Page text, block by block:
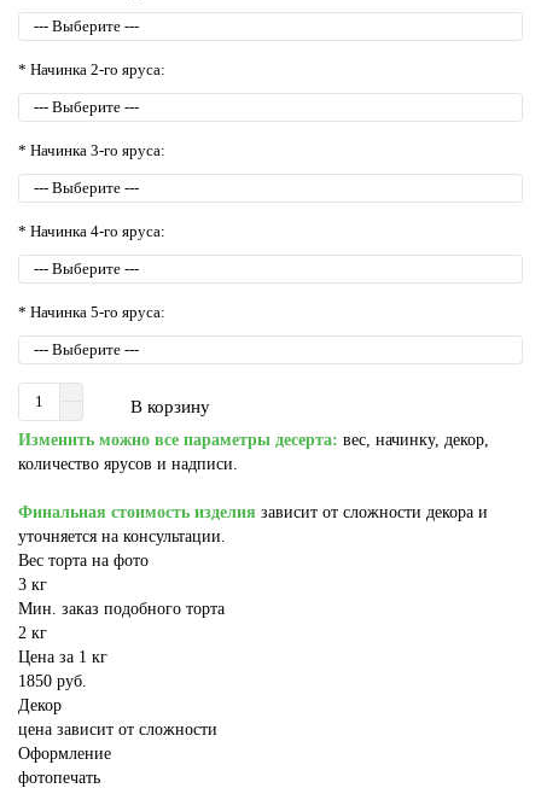
* Начинка 2-го яруса:
* Начинка 3-го яруса:
* Начинка 4-го яруса:
* Начинка 5-го яруса:
В корзину
Изменить можно все параметры десерта: вес, начинку, декор,
количество ярусов и надписи.
Финальная стоимость изделия зависит от сложности декора и
уточняется на консультации.
Вес торта на фото
3 кг
Мин. заказ подобного торта
2 кг
Цена за 1 кг
1850 руб.
Декор
цена зависит от сложности
Оформление
фотопечать